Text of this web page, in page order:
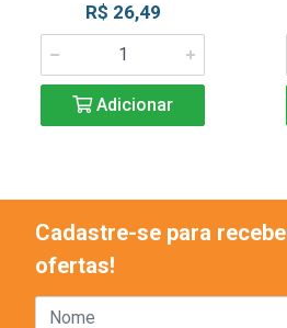
R$ 26,49
Adicionar
Cadastre-se para
ofertas!